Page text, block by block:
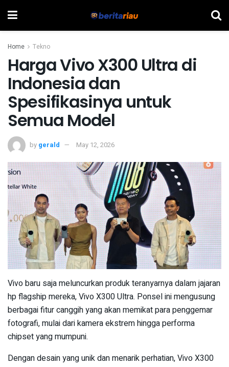
Home Tekno
Harga Vivo X300 Ultra di
Indonesia dan
Spesifikasinya untuk
Semua Model
by gerald May 12, 2026
Vivo baru saja meluncurkan produk teranyarnya dalam jajaran
hp flagship mereka, Vivo X300 Ultra. Ponsel ini mengusung
berbagai fitur canggih yang akan memikat para penggemar
fotografi, mulai dari kamera ekstrem hingga performa
chipset yang mumpuni.
Dengan desain yang unik dan menarik perhatian, Vivo X300